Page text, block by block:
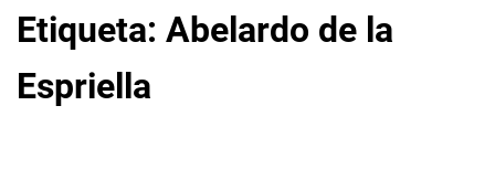
Etiqueta: Abelardo de la
Espriella